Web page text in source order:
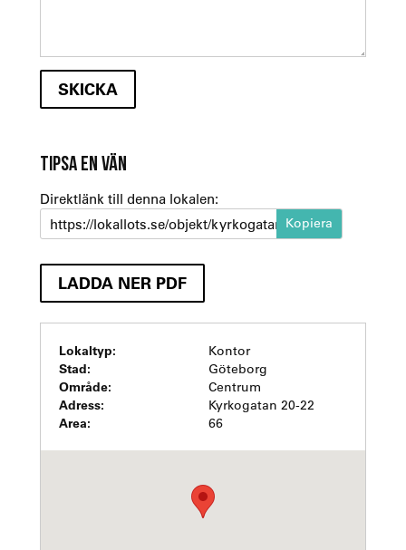
TIPSA EN VÄN
Direktlänk till denna lokalen:
https://lokallots.se/objekt/kyrkogatan-20-22-1
LADDA NER PDF
Lokaltyp: Kontor
Stad: Göteborg
Område: Centrum
Adress: Kyrkogatan 20-22
Area: 66